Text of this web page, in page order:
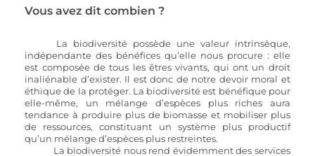
Vous avez dit combien ?
La biodiversité possède une valeur intrinsèque,
indépendante des bénéfices qu’elle nous procure : elle
est composée de tous les êtres vivants, qui ont un droit
inaliénable d’exister. Il est donc de notre devoir moral et
éthique de la protéger. La biodiversité est bénéfique pour
elle-même, un mélange d’espèces plus riches aura
tendance à produire plus de biomasse et mobiliser plus
de ressources, constituant un système plus productif
qu’un mélange d’espèces plus restreintes.